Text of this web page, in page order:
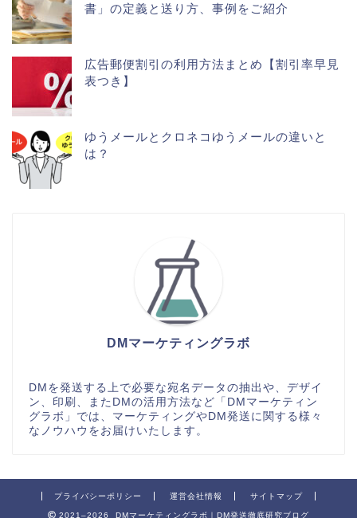
書」の定義と送り方、事例をご紹介
広告郵便割引の利用方法まとめ【割引率早見
表つき】
ゆうメールとクロネコゆうメールの違いと
は？
DMマーケティングラボ
DMを発送する上で必要な宛名データの抽出や、デザイ
ン、印刷、またDMの活用方法など「DMマーケティン
グラボ」では、マーケティングやDM発送に関する様々
なノウハウをお届けいたします。
プライバシーポリシー 運営会社情報 サイトマップ
2021–2026 DMマーケティングラボ｜DM発送徹底研究ブログ